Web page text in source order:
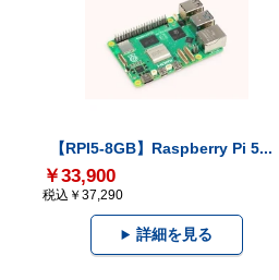
【RPI5-8GB】Raspberry Pi 5...
￥33,900
税込￥37,290
詳細を見る